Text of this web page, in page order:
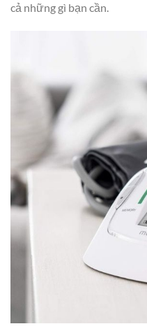
cả những gì bạn cần.